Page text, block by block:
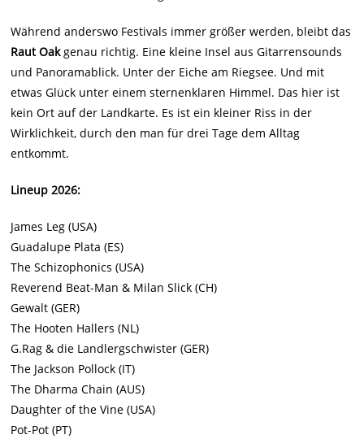
Während anderswo Festivals immer größer werden, bleibt das
Raut Oakgenau richtig. Eine kleine Insel aus Gitarrensounds
und Panoramablick. Unter der Eiche am Riegsee. Und mit
etwas Glück unter einem sternenklaren Himmel. Das hier ist
kein Ort auf der Landkarte. Es ist ein kleiner Riss in der
Wirklichkeit, durch den man für drei Tage dem Alltag
entkommt.
Lineup 2026:
James Leg (USA)
Guadalupe Plata (ES)
The Schizophonics (USA)
Reverend Beat-Man & Milan Slick (CH)
Gewalt (GER)
The Hooten Hallers (NL)
G.Rag & die Landlergschwister (GER)
The Jackson Pollock (IT)
The Dharma Chain (AUS)
Daughter of the Vine (USA)
Pot-Pot (PT)